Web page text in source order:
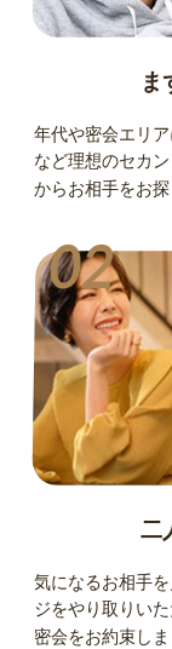
ま
年代や密会エリ
など理想のセカ
からお相手をお探
02
二
気になるお相手
ジをやり取りい
密会をお約束しま